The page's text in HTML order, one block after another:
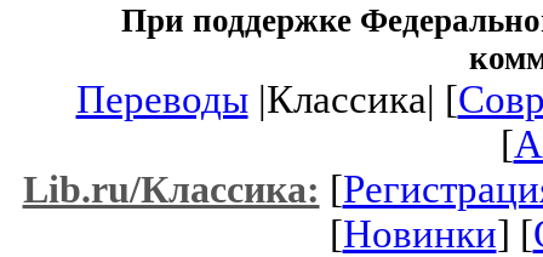
При поддержке
Переводы|Классика| [
[
Lib.ru/Классика: [
[Новинки] [